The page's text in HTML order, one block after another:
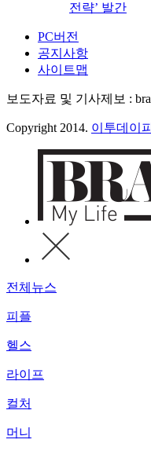
전략’ 발간
PC버전
공지사항
사이트맵
보도자료 및 기사제보 :
Copyright 2014. 이투데이
전체뉴스
피플
헬스
라이프
컬처
머니